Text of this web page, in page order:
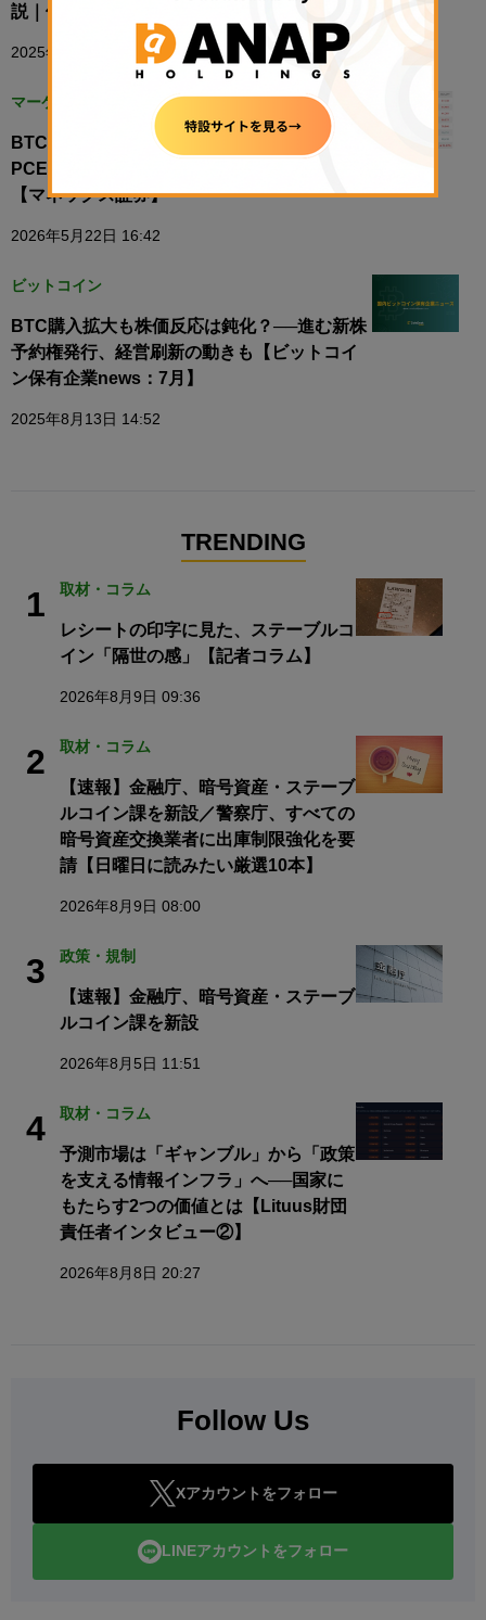
説｜価格変動要因・チャート分析・注意点
2025年10月24日 00:05
マーケット
BTC（ビットコイン）は米イラン協議と米
PCEが焦点、AI期待と政策材料が下支えか
【マネックス証券】
2026年5月22日 16:42
ビットコイン
BTC購入拡大も株価反応は鈍化？──進む新株
予約権発行、経営刷新の動きも【ビットコイ
ン保有企業news：7月】
2025年8月13日 14:52
TRENDING
1 取材・コラム
レシートの印字に見た、ステーブルコ
イン「隔世の感」【記者コラム】
2026年8月9日 09:36
2 取材・コラム
【速報】金融庁、暗号資産・ステーブ
ルコイン課を新設／警察庁、すべての
暗号資産交換業者に出庫制限強化を要
請【日曜日に読みたい厳選10本】
2026年8月9日 08:00
3 政策・規制
【速報】金融庁、暗号資産・ステーブ
ルコイン課を新設
2026年8月5日 11:51
4 取材・コラム
予測市場は「ギャンブル」から「政策
を支える情報インフラ」へ──国家に
もたらす2つの価値とは【Lituus財団
責任者インタビュー②】
2026年8月8日 20:27
Follow Us
Xアカウントをフォロー
LINEアカウントをフォロー